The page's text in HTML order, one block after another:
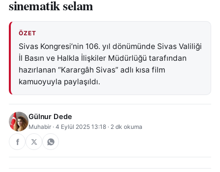
sinematik selam
ÖZET
Sivas Kongresi’nin 106. yıl dönümünde Sivas Valiliği
İl Basın ve Halkla İlişkiler Müdürlüğü tarafından
hazırlanan “Karargâh Sivas” adlı kısa film
kamuoyuyla paylaşıldı.
Gülnur Dede
Muhabir · 4 Eylül 2025 13:18 · 2 dk okuma